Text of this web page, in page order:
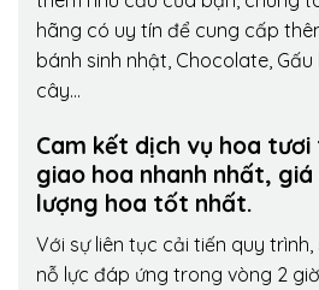
hãng có uy tín để cung cấp
bánh sinh nhật, Chocolate,
cây…
Cam kết dịch vụ hoa
giao hoa nhanh nhất,
lượng hoa tốt nhất.
Với sự liên tục cải tiến quy trình,
nỗ lực đáp ứng trong vòng 2